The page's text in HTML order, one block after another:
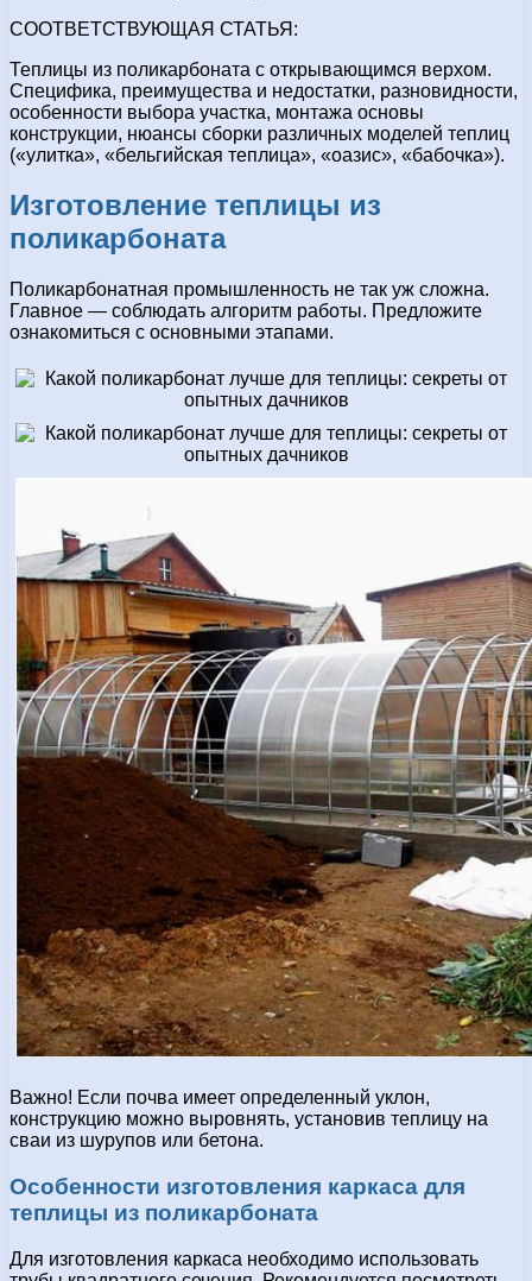
СООТВЕТСТВУЮЩАЯ СТАТЬЯ:
Теплицы из поликарбоната с открывающимся верхом.
Специфика, преимущества и недостатки, разновидности,
особенности выбора участка, монтажа основы
конструкции, нюансы сборки различных моделей теплиц
(«улитка», «бельгийская теплица», «оазис», «бабочка»).
Изготовление теплицы из
поликарбоната
Поликарбонатная промышленность не так уж сложна.
Главное — соблюдать алгоритм работы. Предложите
ознакомиться с основными этапами.
Важно! Если почва имеет определенный уклон,
конструкцию можно выровнять, установив теплицу на
сваи из шурупов или бетона.
Особенности изготовления каркаса для
теплицы из поликарбоната
Для изготовления каркаса необходимо использовать